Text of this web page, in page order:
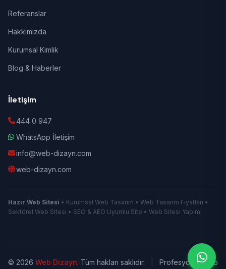
Referanslar
Hakkımızda
Kurumsal Kimlik
Blog & Haberler
İletişim
444 0 947
WhatsApp İletişim
info@web-dizayn.com
web-dizayn.com
Hazır Web Sitesi • Kurumsal Web Tasarım • Web Tasarım Fiyatları •
Sektörel Web Sitesi • SEO & AEO Uyumlu Site • Web Sitesi Yapımı
© 2026 Web Dizayn. Tüm hakları saklıdır.
Profesyonel Web